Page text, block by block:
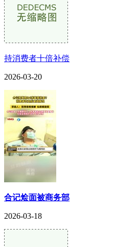
持消费者十倍补偿
2026-03-20
合记烩面被商务部
2026-03-18